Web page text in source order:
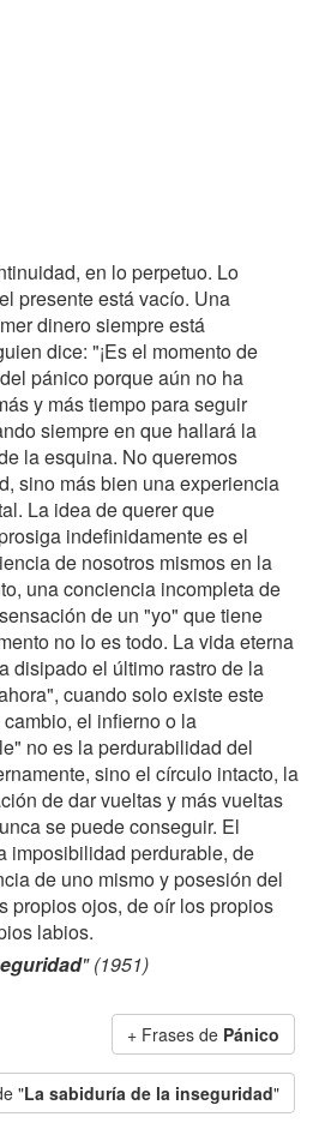
en lo perpetuo. Lo
presente está vacío. Una
dinero siempre está
dice: "¡Es el momento de
pánico porque aún no ha
y más tiempo para seguir
siempre en que hallará la
la esquina. No queremos
sino más bien una experiencia
La idea de querer que
indefinidamente es el
de nosotros mismos en la
una conciencia incompleta de
de un "yo" que tiene
no lo es todo. La vida eterna
disipado el último rastro de la
cuando solo existe este
el infierno o la
no es la perdurabilidad del
sino el círculo intacto, la
de dar vueltas y más vueltas
se puede conseguir. El
imposibilidad perdurable, de
de uno mismo y posesión del
propios ojos, de oír los propios
labios.
" (1951)
+ Frases de Pánico
"La sabiduría de la inseguridad"